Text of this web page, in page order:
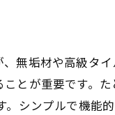
無垢材や高級タ
とが重要です。
シンプルで機能的